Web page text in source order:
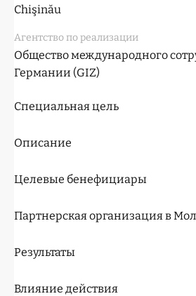
Chişinău
Агентство по реализации
Общество международного
Германии (GIZ)
Специальная цель
Описание
Целевые бенефициары
Партнерская организация в
Результаты
Влияние действия